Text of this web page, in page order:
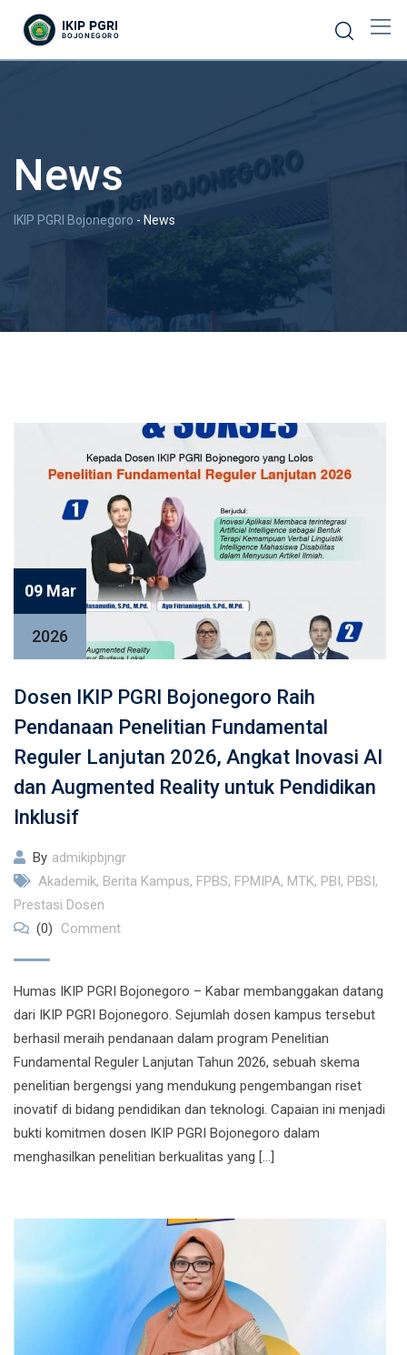
News
IKIP PGRI Bojonegoro - News
09 Mar
2026
Dosen IKIP PGRI Bojonegoro Raih
Pendanaan Penelitian Fundamental
Reguler Lanjutan 2026, Angkat Inovasi AI
dan Augmented Reality untuk Pendidikan
Inklusif
By admikipbjngr
Akademik, Berita Kampus, FPBS, FPMIPA, MTK, PBI, PBSI,
Prestasi Dosen
(0)
Comment
Humas IKIP PGRI Bojonegoro – Kabar membanggakan datang
dari IKIP PGRI Bojonegoro. Sejumlah dosen kampus tersebut
berhasil meraih pendanaan dalam program Penelitian
Fundamental Reguler Lanjutan Tahun 2026, sebuah skema
penelitian bergengsi yang mendukung pengembangan riset
inovatif di bidang pendidikan dan teknologi. Capaian ini menjadi
bukti komitmen dosen IKIP PGRI Bojonegoro dalam
menghasilkan penelitian berkualitas yang […]